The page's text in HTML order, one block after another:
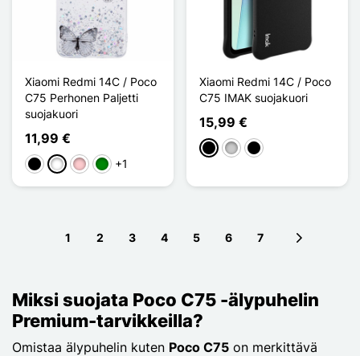
Xiaomi Redmi 14C / Poco
C75 Perhonen Paljetti
suojakuori
11,99 €
MustaValkoinen
PinkkiVihreä
+1
Xiaomi Redmi 14C / Poco
C75 IMAK suojakuori
15,99 €
MustaTransparent
Noir Transparent
1 2 3 4 5 6 7
Miksi suojata Poco C75 -älypuhelin
Premium-tarvikkeilla?
Omistaa älypuhelin kuten Poco C75 on merkittävä